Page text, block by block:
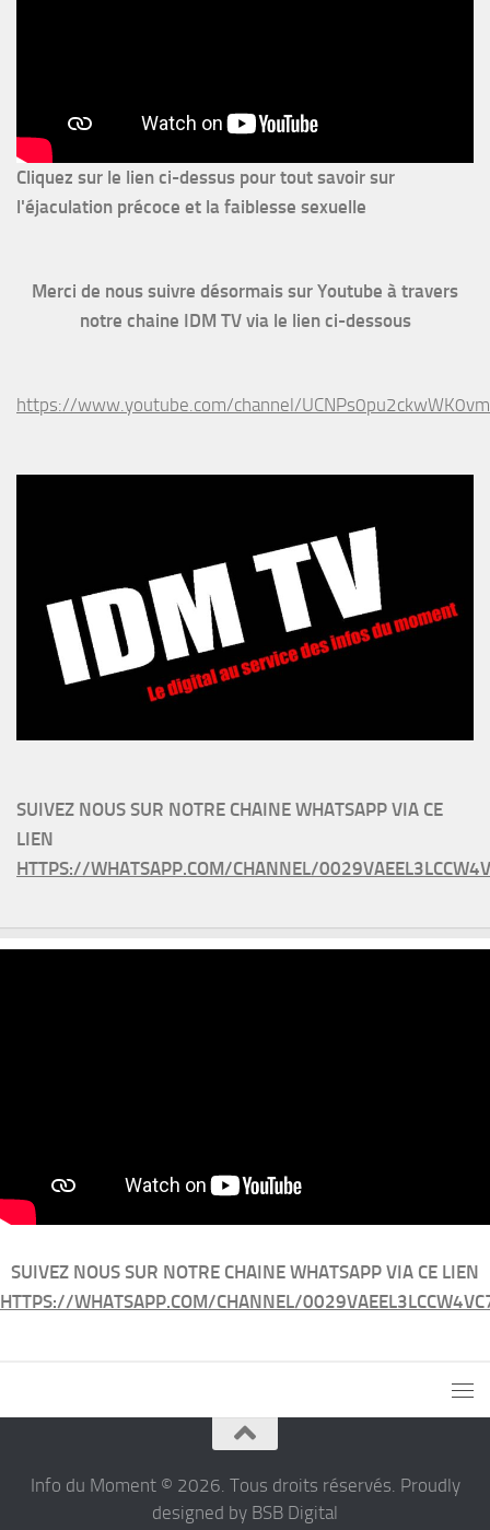
Cliquez sur le lien ci-dessus pour tout savoir sur
l'éjaculation précoce et la faiblesse sexuelle
Merci de nous suivre désormais sur Youtube à travers
notre chaine IDM TV via le lien ci-dessous
https://www.youtube.com/channel/
SUIVEZ NOUS SUR NOTRE CHAINE WHATSAPP VIA CE
LIEN
HTTPS://WHATSAPP.COM/CHANNEL/
SUIVEZ NOUS SUR NOTRE CHAINE WHATSAPP VIA CE LIEN
HTTPS://WHATSAPP.COM/CHANNEL/
Info du Moment © 2026. Tous droits réservés. Proudly
designed by BSB Digital